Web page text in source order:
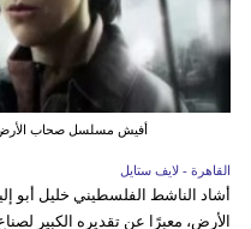
أفيش مسلسل صحاب الأرض
القاهرة - لايف ستايل
أشاد الناشط الفلسطيني خليل
الأرض، معبرًا عن تقديره الكبير